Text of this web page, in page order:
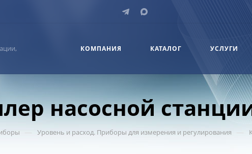
КОМПАНИЯ КАТАЛОГ УСЛУГИ
насосной
Уровень и расход. Приборы для измерения и регулирования